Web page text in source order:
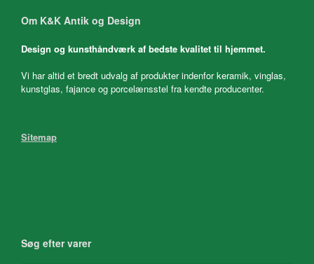
Om K&K Antik og Design
Design og kunsthåndværk af bedste kvalitet til hjemmet.
Vi har altid et bredt udvalg af produkter indenfor keramik, vinglas,
kunstglas, fajance og porcelænsstel fra kendte producenter.
Sitemap
Søg efter varer